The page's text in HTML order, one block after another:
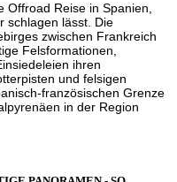
Offroad Reise in Spanien,
schlagen lässt. Die
zwischen Frankreich
Felsformationen,
ihren
und felsigen
französischen Grenze
in der Region